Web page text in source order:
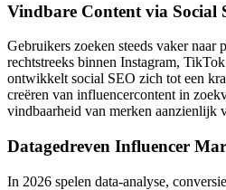
Vindbare Content via Social
Gebruikers zoeken steeds vaker naar
rechtstreeks binnen Instagram,
ontwikkelt social SEO zich tot een
creëren van influencercontent in
vindbaarheid van merken aanzienlijk
Datagedreven Influencer
In 2026 spelen data-analyse,